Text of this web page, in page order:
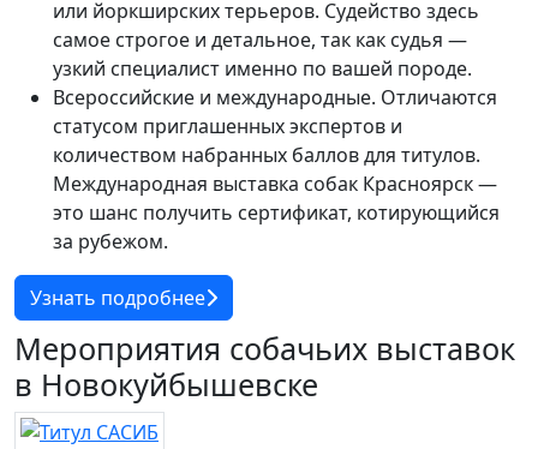
или йоркширских терьеров. Судейство здесь
самое строгое и детальное, так как судья —
узкий специалист именно по вашей породе.
Всероссийские и международные. Отличаются
статусом приглашенных экспертов и
количеством набранных баллов для титулов.
Международная выставка собак Красноярск —
это шанс получить сертификат, котирующийся
за рубежом.
Узнать подробнее
Мероприятия собачьих выставок
в Новокуйбышевске